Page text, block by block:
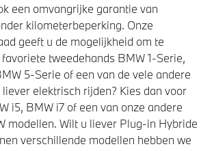
een omvangrijke garantie van
kilometerbeperking. Onze
geeft u de mogelijkheid om te
tweedehands BMW 1-Serie,
5-Serie of een van de vele andere
elektrisch rijden? Kies dan voor
i5, BMW i7 of een van onze andere
modellen. Wilt u liever Plug-in Hybride
verschillende modellen hebben we